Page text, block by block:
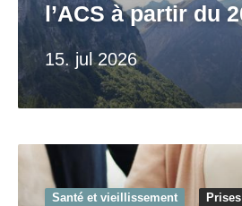
15. jul 2026
l’ACS à partir du
Santé et vieillissement